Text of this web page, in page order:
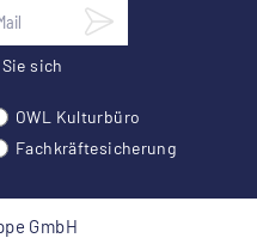
sich
OWL Kulturbüro
Fachkräftesicherung
GmbH